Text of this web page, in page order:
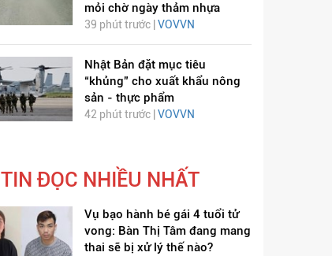
mỏi chờ ngày thảm nhựa
39 phút trước | VOVVN
Nhật Bản đặt mục tiêu
“khủng” cho xuất khẩu nông
sản - thực phẩm
42 phút trước | VOVVN
TIN ĐỌC NHIỀU NHẤT
Vụ bạo hành bé gái 4 tuổi tử
vong: Bàn Thị Tâm đang mang
thai sẽ bị xử lý thế nào?